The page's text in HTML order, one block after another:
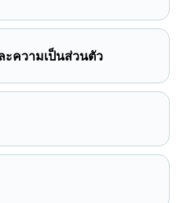
ความเป็นส่วนตัว